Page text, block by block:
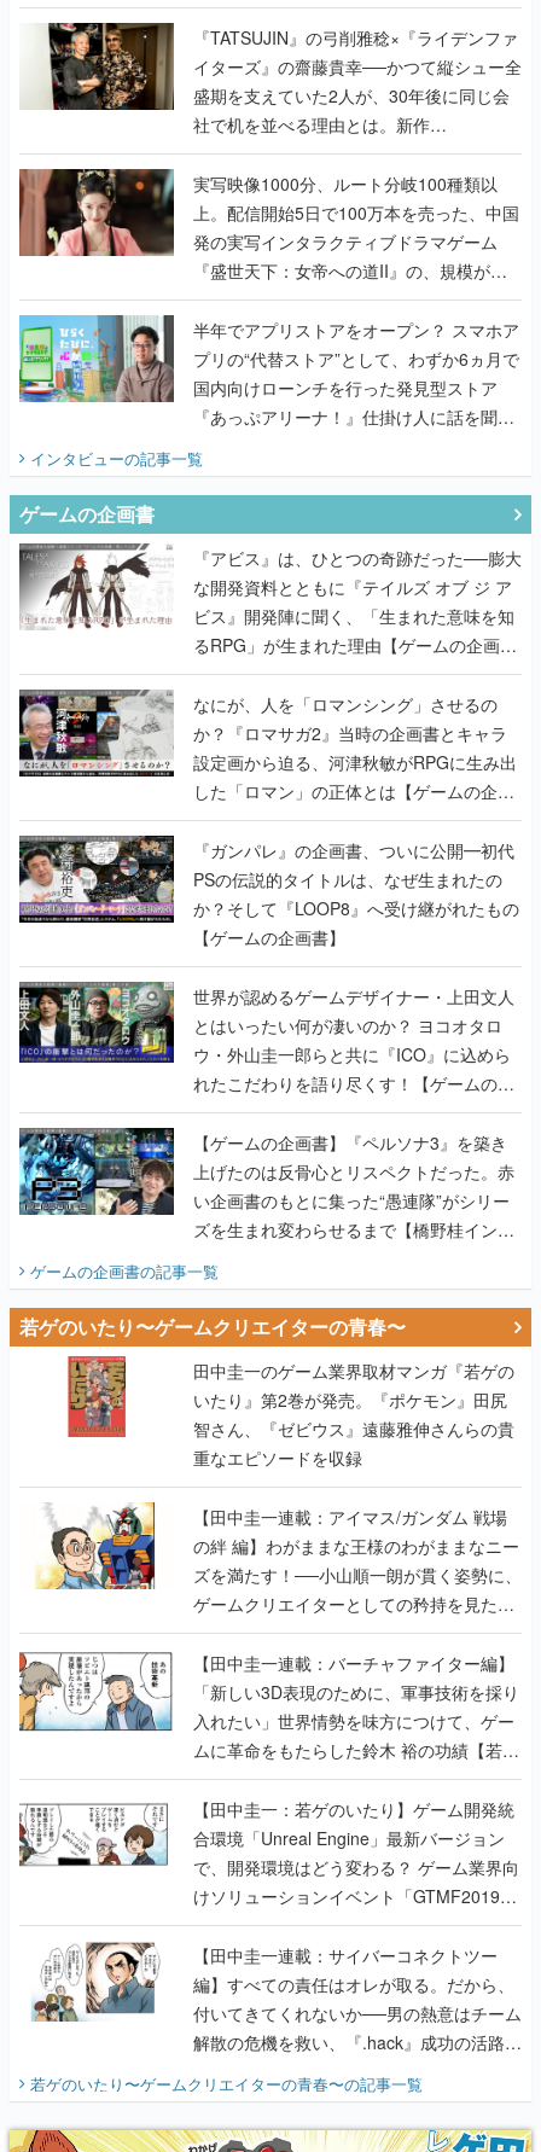
で作り込まれた理由を両ディレクターに聞
く
『TATSUJIN』の弓削雅稔×『ライデンファ
イターズ』の齋藤貴幸──かつて縦シュー全
盛期を支えていた2人が、30年後に同じ会
社で机を並べる理由とは。新作
『TATSUJIN EXTREME』で初タッグを組
んだレジェンド2人に訊く開発秘話
実写映像1000分、ルート分岐100種類以
上。配信開始5日で100万本を売った、中国
発の実写インタラクティブドラマゲーム
『盛世天下：女帝への道II』の、規模が違
うこだわりをプロデューサーに聞いた
半年でアプリストアをオープン？ スマホア
プリの“代替ストア”として、わずか6ヵ月で
国内向けローンチを行った発見型ストア
『あっぷアリーナ！』仕掛け人に話を聞い
てみた
インタビューの記事一覧
ゲームの企画書
『アビス』は、ひとつの奇跡だった──膨大
な開発資料とともに『テイルズ オブ ジ ア
ビス』開発陣に聞く、「生まれた意味を知
るRPG」が生まれた理由【ゲームの企画
書】
なにが、人を「ロマンシング」させるの
か？『ロマサガ2』当時の企画書とキャラ
設定画から迫る、河津秋敏がRPGに生み出
した「ロマン」の正体とは【ゲームの企画
書】
『ガンパレ』の企画書、ついに公開━初代
PSの伝説的タイトルは、なぜ生まれたの
か？そして『LOOP8』へ受け継がれたもの
【ゲームの企画書】
世界が認めるゲームデザイナー・上田文人
とはいったい何が凄いのか？ ヨコオタロ
ウ・外山圭一郎らと共に『ICO』に込めら
れたこだわりを語り尽くす！【ゲームの企
画書】
【ゲームの企画書】『ペルソナ3』を築き
上げたのは反骨心とリスペクトだった。赤
い企画書のもとに集った“愚連隊”がシリー
ズを生まれ変わらせるまで【橋野桂インタ
ビュー】
ゲームの企画書の記事一覧
若ゲのいたり〜ゲームクリエイターの青春〜
田中圭一のゲーム業界取材マンガ『若ゲの
いたり』第2巻が発売。『ポケモン』田尻
智さん、『ゼビウス』遠藤雅伸さんらの貴
重なエピソードを収録
【田中圭一連載：アイマス/ガンダム 戦場
の絆 編】わがままな王様のわがままなニー
ズを満たす！──小山順一朗が貫く姿勢に、
ゲームクリエイターとしての矜持を見た
【若ゲのいたり最終回】
【田中圭一連載：バーチャファイター編】
「新しい3D表現のために、軍事技術を採り
入れたい」世界情勢を味方につけて、ゲー
ムに革命をもたらした鈴木 裕の功績【若ゲ
のいたり】
【田中圭一：若ゲのいたり】ゲーム開発統
合環境「Unreal Engine」最新バージョン
で、開発環境はどう変わる？ ゲーム業界向
けソリューションイベント「GTMF2019」
に行って、より理解を深めよう【PR】
【田中圭一連載：サイバーコネクトツー
編】すべての責任はオレが取る。だから、
付いてきてくれないか──男の熱意はチーム
解散の危機を救い、『.hack』成功の活路を
開く。業界の快男児・松山 洋に流れる血は
『少年ジャンプ』色だった【若ゲのいた
り】
若ゲのいたり〜ゲームクリエイターの青春〜の記事一覧